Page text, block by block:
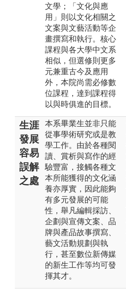
文學；「文化與應
用」則以文化相關之
文案與文藝活動等企
畫撰寫和執行。核心
課程與各大學中文系
相似，但選修則更多
元兼重古今及應用
外，本院尚需必修數
位課程，達到課程得
以與時俱進的目標。
生涯
發展
容易
誤解
之處
本系畢業生並非只能
從事學術研究或是教
學工作。由於各種閱
讀、賞析與寫作的經
驗豐富，接觸各種文
本所能獲得的文化涵
養亦厚實，因此能夠
有多元發展的可能
性，舉凡編輯採訪、
企劃與宣傳文案、品
牌與產品故事撰寫、
藝文活動規劃與執
行，甚至數位新傳媒
的新生工作等均可發
揮其才。